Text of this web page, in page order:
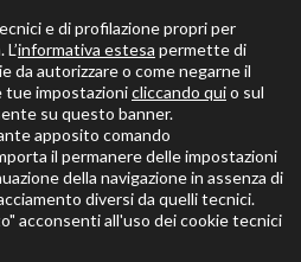
veri decoratori
e di profilazione propri per
informativa estesa permette di
da autorizzare o come negarne il
tue impostazionicliccando quio sul
su questo banner.
apposito comando
il permanere delle impostazioni
della navigazione in assenza di
diversi da quelli tecnici.
acconsenti all'uso dei cookie tecnici